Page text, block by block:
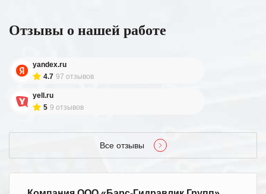
Отзывы о нашей работе
yandex.ru
4.7 97 отзывов
yell.ru
5 9 отзывов
Все отзывы